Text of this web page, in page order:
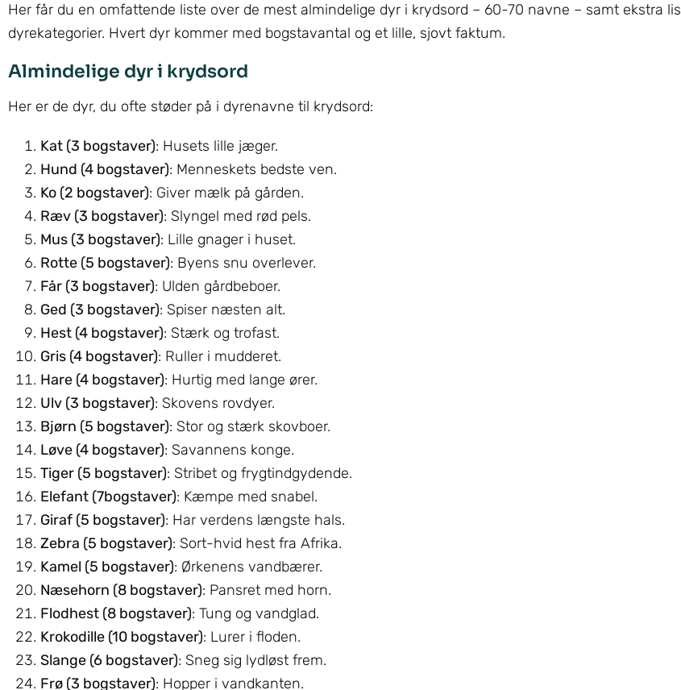
Her får du en omfattende liste over de mest almindelige dyr i krydsord – 60-70 navne – samt ekstra
dyrekategorier. Hvert dyr kommer med bogstavantal og et lille, sjovt faktum.
Almindelige dyr i krydsord
Her er de dyr, du ofte støder på i dyrenavne til krydsord:
Kat (3 bogstaver): Husets lille jæger.
Hund (4 bogstaver): Menneskets bedste ven.
Ko (2 bogstaver): Giver mælk på gården.
Ræv (3 bogstaver): Slyngel med rød pels.
Mus (3 bogstaver): Lille gnager i huset.
Rotte (5 bogstaver): Byens snu overlever.
Får (3 bogstaver): Ulden gårdbeboer.
Ged (3 bogstaver): Spiser næsten alt.
Hest (4 bogstaver): Stærk og trofast.
Gris (4 bogstaver): Ruller i mudderet.
Hare (4 bogstaver): Hurtig med lange ører.
Ulv (3 bogstaver): Skovens rovdyer.
Bjørn (5 bogstaver): Stor og stærk skovboer.
Løve (4 bogstaver): Savannens konge.
Tiger (5 bogstaver): Stribet og frygtindgydende.
Elefant (7bogstaver): Kæmpe med snabel.
Giraf (5 bogstaver): Har verdens længste hals.
Zebra (5 bogstaver): Sort-hvid hest fra Afrika.
Kamel (5 bogstaver): Ørkenens vandbærer.
Næsehorn (8 bogstaver): Pansret med horn.
Flodhest (8 bogstaver): Tung og vandglad.
Krokodille (10 bogstaver): Lurer i floden.
Slange (6 bogstaver): Sneg sig lydløst frem.
Frø (3 bogstaver): Hopper i vandkanten.